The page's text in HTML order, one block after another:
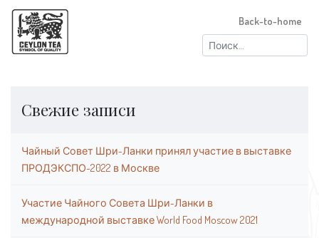
Найти:
Back-to-home
Свежие записи
Чайный Совет Шри-Ланки принял участие в выставке
ПРОДЭКСПО-2022 в Москве
Участие Чайного Совета Шри-Ланки в
международной выставке World Food Moscow 2021